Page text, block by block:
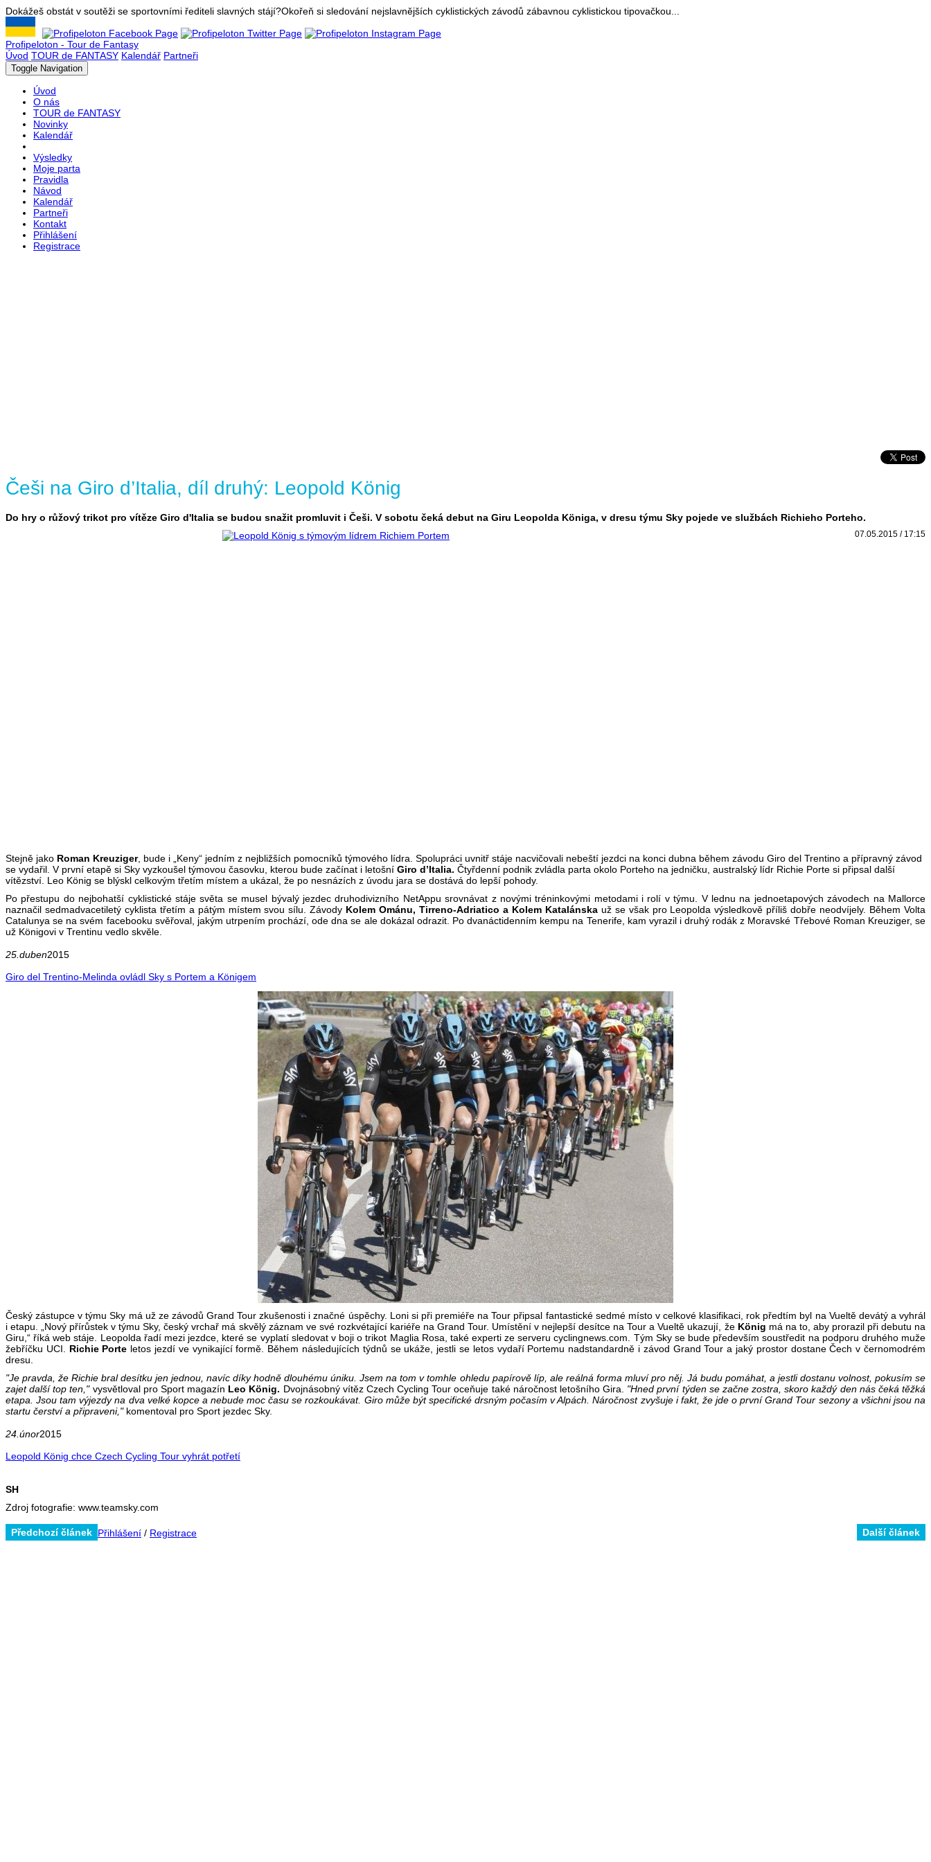
Dokážeš obstát v soutěži se sportovními řediteli slavných stájí?Okořeň si sledování nejslavnějších cyklistických závodů zábavnou cyklistickou tipovačkou...
Profipeloton - Tour de Fantasy
Úvod TOUR de FANTASY Kalendář Partneři
Toggle Navigation
Úvod
O nás
TOUR de FANTASY
Novinky
Kalendář
Výsledky
Moje parta
Pravidla
Návod
Kalendář
Partneři
Kontakt
Přihlášení
Registrace
Češi na Giro d’Italia, díl druhý: Leopold König
Do hry o růžový trikot pro vítěze Giro d'Italia se budou snažit promluvit i Češi. V sobotu čeká debut na Giru Leopolda Königa, v dresu týmu Sky pojede ve službách Richieho Porteho.
07.05.2015 / 17:15
Stejně jako Roman Kreuziger, bude i „Keny“ jedním z nejbližších pomocníků týmového lídra. Spolupráci uvnitř stáje nacvičovali nebeští jezdci na konci dubna během závodu Giro del Trentino a přípravný závod
se vydařil. V první etapě si Sky vyzkoušel týmovou časovku, kterou bude začínat i letošní Giro d’Italia. Čtyřdenní podnik zvládla parta okolo Porteho na jedničku, australský lídr Richie Porte si připsal další
vítězství. Leo König se blýskl celkovým třetím místem a ukázal, že po nesnázích z úvodu jara se dostává do lepší pohody.
Po přestupu do nejbohatší cyklistické stáje světa se musel bývalý jezdec druhodivizního NetAppu srovnávat z novými tréninkovými metodami i rolí v týmu. V lednu na jednoetapových závodech na Mallorce
naznačil sedmadvacetiletý cyklista třetím a pátým místem svou sílu. Závody Kolem Ománu, Tirreno-Adriatico a Kolem Katalánskauž se však pro Leopolda výsledkově příliš dobře neodvíjely. Během Volta
Catalunya se na svém facebooku svěřoval, jakým utrpením prochází, ode dna se ale dokázal odrazit. Po dvanáctidenním kempu na Tenerife, kam vyrazil i druhý rodák z Moravské Třebové Roman Kreuziger, se
už Königovi v Trentinu vedlo skvěle.
25.duben2015
Giro del Trentino-Melinda ovládl Sky s Portem a Königem
Český zástupce v týmu Sky má už ze závodů Grand Tour zkušenosti i značné úspěchy. Loni si při premiéře na Tour připsal fantastické sedmé místo v celkové klasifikaci, rok předtím byl na Vueltě devátý a vyhrál
i etapu. „Nový přírůstek v týmu Sky, český vrchař má skvělý záznam ve své rozkvétající kariéře na Grand Tour. Umístění v nejlepší desítce na Tour a Vueltě ukazují, že König má na to, aby prorazil při debutu na
Giru,“ říká web stáje. Leopolda řadí mezi jezdce, které se vyplatí sledovat v boji o trikot Maglia Rosa, také experti ze serveru cyclingnews.com. Tým Sky se bude především soustředit na podporu druhého muže
žebříčku UCI. Richie Porte letos jezdí ve vynikající formě. Během následujících týdnů se ukáže, jestli se letos vydaří Portemu nadstandardně i závod Grand Tour a jaký prostor dostane Čech v černomodrém
dresu.
"Je pravda, že Richie bral desítku jen jednou, navíc díky hodně dlouhému úniku. Jsem na tom v tomhle ohledu papírově líp, ale reálná forma mluví pro něj. Já budu pomáhat, a jestli dostanu volnost, pokusím se
zajet další top ten,"vysvětloval pro Sport magazín Leo König. Dvojnásobný vítěz Czech Cycling Tour oceňuje také náročnost letošního Gira. "Hned první týden se začne zostra, skoro každý den nás čeká těžká
etapa. Jsou tam výjezdy na dva velké kopce a nebude moc času se rozkoukávat. Giro může být specifické drsným počasím v Alpách. Náročnost zvyšuje i fakt, že jde o první Grand Tour sezony a všichni jsou na
startu čerství a připraveni,"komentoval pro Sport jezdec Sky.
24.únor2015
Leopold König chce Czech Cycling Tour vyhrát potřetí
SH
Zdroj fotografie: www.teamsky.com
Předchozí článek Další článek
Přihlášení / Registrace